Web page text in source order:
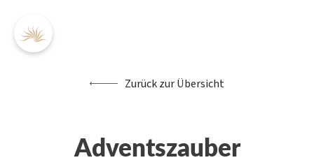
Zurück zur Übersicht
Adventszauber